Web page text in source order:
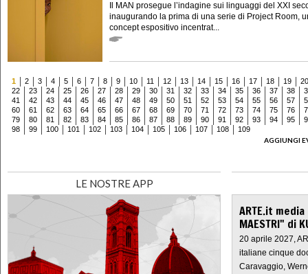
Il MAN prosegue l’indagine sui linguaggi del XXI
inaugurando la prima di una serie di Project Room,
concept espositivo incentrat...
1 2 3 4 5 6 7 8 9 10 11 12 13 14 15 16 17 18 19
20
22
23 24 25 26 27 28 29 30 31 32 33 34 35 36 37 38
41
42 43 44 45 46 47 48 49 50 51 52 53 54 55 56 57
60
61 62 63 64 65 66 67 68 69 70 71 72 73 74 75 76
79
80 81 82 83 84 85 86 87 88 89 90 91 92 93 94 95
98
99 100 101 102 103 104 105 106 107 108
109
AGGIUNGI
LE NOSTRE APP
ARTE.it
MAESTRI" di
20 aprile 2027,
italiane cinque
Caravaggio,